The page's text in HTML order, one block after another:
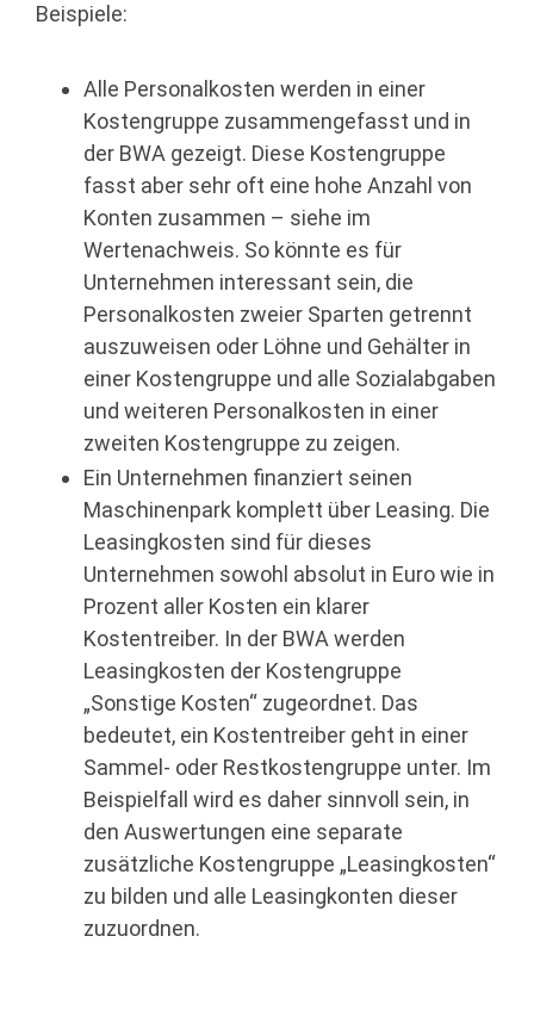
Beispiele:
Alle Personalkosten werden in einer
Kostengruppe zusammengefasst und in
der BWA gezeigt. Diese Kostengruppe
fasst aber sehr oft eine hohe Anzahl von
Konten zusammen – siehe im
Wertenachweis. So könnte es für
Unternehmen interessant sein, die
Personalkosten zweier Sparten getrennt
auszuweisen oder Löhne und Gehälter in
einer Kostengruppe und alle Sozialabgaben
und weiteren Personalkosten in einer
zweiten Kostengruppe zu zeigen.
Ein Unternehmen finanziert seinen
Maschinenpark komplett über Leasing. Die
Leasingkosten sind für dieses
Unternehmen sowohl absolut in Euro wie in
Prozent aller Kosten ein klarer
Kostentreiber. In der BWA werden
Leasingkosten der Kostengruppe
„Sonstige Kosten“ zugeordnet. Das
bedeutet, ein Kostentreiber geht in einer
Sammel- oder Restkostengruppe unter. Im
Beispielfall wird es daher sinnvoll sein, in
den Auswertungen eine separate
zusätzliche Kostengruppe „Leasingkosten“
zu bilden und alle Leasingkonten dieser
zuzuordnen.